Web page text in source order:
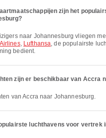
zijn het
naar Johannesburg vliegen
, Lufthansa, de populairste
bedient.
zijn er beschikbaar van Accra
van Accra naar Johannesburg.
luchthavens voor vertrek